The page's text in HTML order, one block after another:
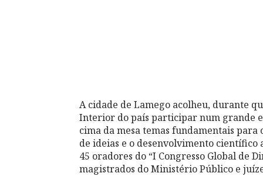
A cidade de Lamego acolheu, durante
Interior do país participar num grande
cima da mesa temas fundamentais
de ideias e o desenvolvimento
45 oradores do “I Congresso Global de
magistrados do Ministério Público e